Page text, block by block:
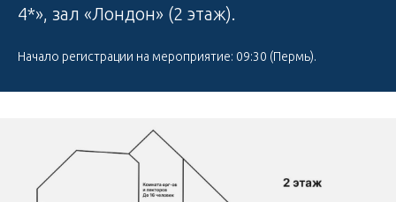
4*», зал «Лондон» (2 этаж).
Начало регистрации на мероприятие: 09:30 (Пермь).